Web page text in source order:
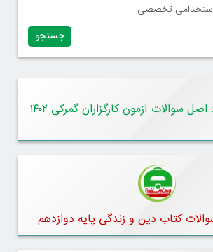
استخدامی تخصصی
اصل سوالات آزمون کارگزاران گمرکی ۱۴۰۲
کتاب دین و زندگی پایه دوازدهم